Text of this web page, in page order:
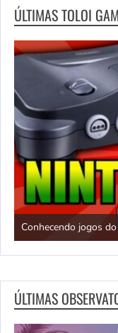
ÚLTIMAS TOLOI
Chuck Rock
ÚLTIMAS